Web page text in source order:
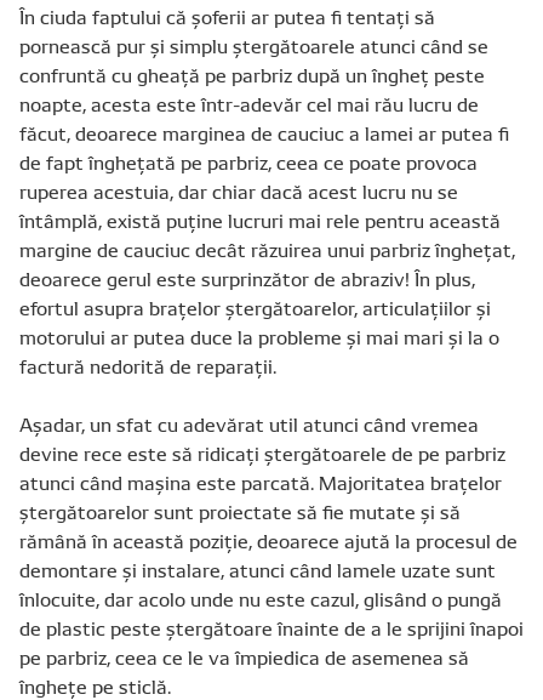
În ciuda faptului că șoferii ar putea fi tentați să
pornească pur și simplu ștergătoarele atunci când se
confruntă cu gheață pe parbriz după un îngheț peste
noapte, acesta este într-adevăr cel mai rău lucru de
făcut, deoarece marginea de cauciuc a lamei ar putea fi
de fapt înghețată pe parbriz, ceea ce poate provoca
ruperea acestuia, dar chiar dacă acest lucru nu se
întâmplă, există puține lucruri mai rele pentru această
margine de cauciuc decât răzuirea unui parbriz înghețat,
deoarece gerul este surprinzător de abraziv! În plus,
efortul asupra brațelor ștergătoarelor, articulațiilor și
motorului ar putea duce la probleme și mai mari și la o
factură nedorită de reparații.
Așadar, un sfat cu adevărat util atunci când vremea
devine rece este să ridicați ștergătoarele de pe parbriz
atunci când mașina este parcată. Majoritatea brațelor
ștergătoarelor sunt proiectate să fie mutate și să
rămână în această poziție, deoarece ajută la procesul de
demontare și instalare, atunci când lamele uzate sunt
înlocuite, dar acolo unde nu este cazul, glisând o pungă
de plastic peste ștergătoare înainte de a le sprijini înapoi
pe parbriz, ceea ce le va împiedica de asemenea să
înghețe pe sticlă.